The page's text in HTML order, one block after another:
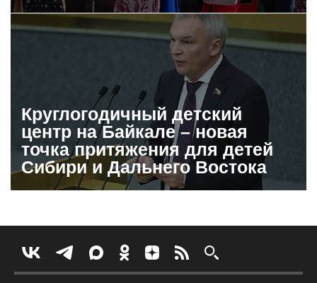
Круглогодичный детский
центр на Байкале – новая
точка притяжения для детей
Сибири и Дальнего Востока